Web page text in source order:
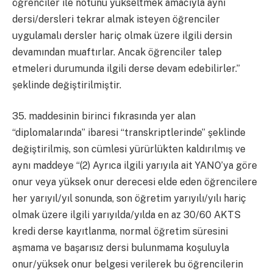
öğrenciler ile notunu yükseltmek amacıyla aynı
dersi/dersleri tekrar almak isteyen öğrenciler
uygulamalı dersler hariç olmak üzere ilgili dersin
devamından muaftırlar. Ancak öğrenciler talep
etmeleri durumunda ilgili derse devam edebilirler.”
şeklinde değiştirilmiştir.
35. maddesinin birinci fıkrasında yer alan
“diplomalarında” ibaresi “transkriptlerinde” şeklinde
değiştirilmiş, son cümlesi yürürlükten kaldırılmış ve
aynı maddeye “(2) Ayrıca ilgili yarıyıla ait YANO’ya göre
onur veya yüksek onur derecesi elde eden öğrencilere
her yarıyıl/yıl sonunda, son öğretim yarıyılı/yılı hariç
olmak üzere ilgili yarıyılda/yılda en az 30/60 AKTS
kredi derse kayıtlanma, normal öğretim süresini
aşmama ve başarısız dersi bulunmama koşuluyla
onur/yüksek onur belgesi verilerek bu öğrencilerin